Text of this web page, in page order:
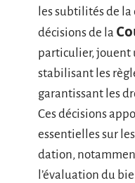
les subtilités de
décisions de la
particulier, jouent
stabilisant les
garantissant les
Ces décisions
essentielles sur
dation,
l’évaluation du